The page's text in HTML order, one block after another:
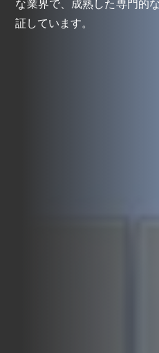
な業界で、成熟した専門的
証しています。